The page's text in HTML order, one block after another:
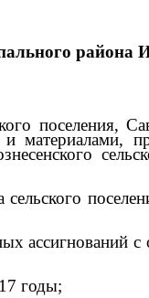
района
поселения,
ассигнований
годы;